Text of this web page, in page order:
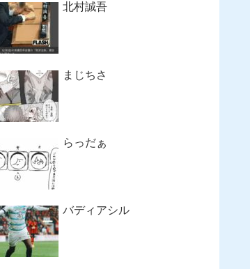
北村誠吾
まじちさ
らっだぁ
バディアシル